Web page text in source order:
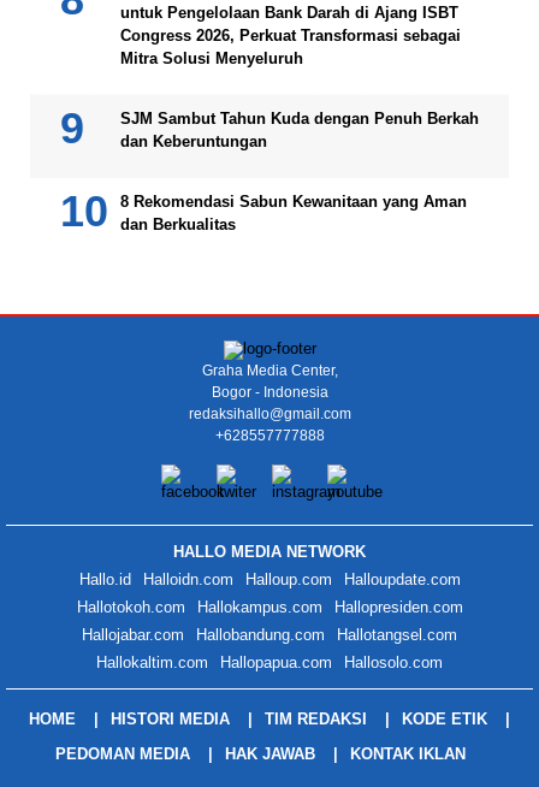
untuk Pengelolaan Bank Darah di Ajang ISBT
Congress 2026, Perkuat Transformasi sebagai
Mitra Solusi Menyeluruh
SJM Sambut Tahun Kuda dengan Penuh Berkah
dan Keberuntungan
8 Rekomendasi Sabun Kewanitaan yang Aman
dan Berkualitas
Graha Media Center,
Bogor - Indonesia
redaksihallo@gmail.com
+628557777888
HALLO MEDIA NETWORK
Hallo.id
Halloidn.com Halloup.com
Halloupdate.com
Hallotokoh.com
Hallokampus.com
Hallopresiden.com
Hallojabar.com
Hallobandung.com
Hallotangsel.com
Hallokaltim.com
Hallopapua.com Hallosolo.com
HOME HISTORI MEDIA TIM REDAKSI
KODE ETIK
PEDOMAN MEDIA
HAK JAWAB KONTAK IKLAN